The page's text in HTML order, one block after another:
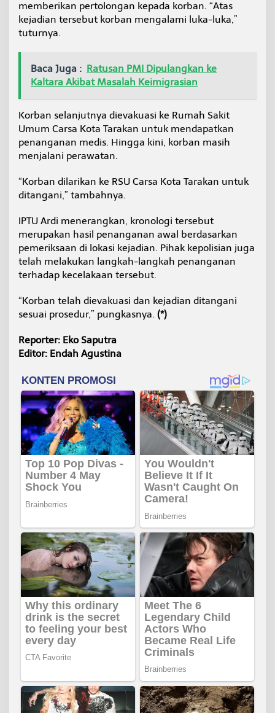
memberikan pertolongan kepada korban. “Atas
kejadian tersebut korban mengalami luka-luka,”
tuturnya.
Baca Juga : Ratusan PMI Dipulangkan ke
Kaltara Akibat Masalah Keimigrasian
Korban selanjutnya dievakuasi ke Rumah Sakit
Umum Carsa Kota Tarakan untuk mendapatkan
penanganan medis. Hingga kini, korban masih
menjalani perawatan.
“Korban dilarikan ke RSU Carsa Kota Tarakan untuk
ditangani,” tambahnya.
IPTU Ardi menerangkan, kronologi tersebut
merupakan hasil penanganan awal berdasarkan
pemeriksaan di lokasi kejadian. Pihak kepolisian juga
telah melakukan langkah-langkah penanganan
terhadap kecelakaan tersebut.
“Korban telah dievakuasi dan kejadian ditangani
sesuai prosedur,” pungkasnya. (*)
Reporter: Eko Saputra
Editor: Endah Agustina